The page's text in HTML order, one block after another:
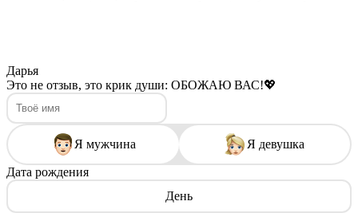
Дарья
Это не отзыв, это крик души: ОБОЖАЮ ВАС!💖
Я мужчина Я девушка
Дата рождения
День